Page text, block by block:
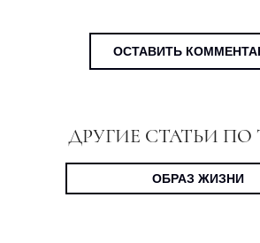
ОСТАВИТЬ
ДРУГИЕ СТАТЬИ ПО
ОБРАЗ ЖИЗНИ